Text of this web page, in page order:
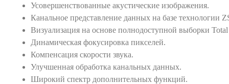
Усовершенствованные акустические изображения.
Канальное представление данных на базе технологии
Визуализация на основе полнодоступной выборки
Динамическая фокусировка пикселей.
Компенсация скорости звука.
Улучшенная обработка канальных данных.
Широкий спектр дополнительных функций.